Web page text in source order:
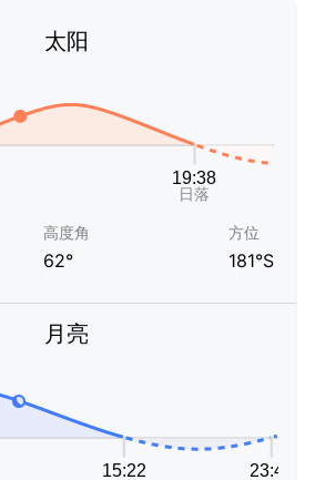
太阳
高度角
62°
方位
181°S
月亮